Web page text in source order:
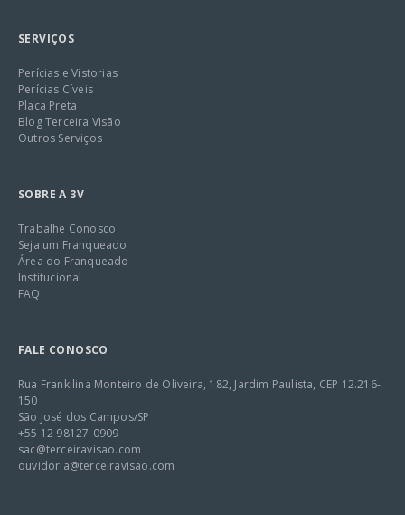
SERVIÇOS
Perícias e Vistorias
Perícias Cíveis
Placa Preta
Blog Terceira Visão
Outros Serviços
SOBRE A 3V
Trabalhe Conosco
Seja um Franqueado
Área do Franqueado
Institucional
FAQ
FALE CONOSCO
Rua Frankilina Monteiro de Oliveira, 182, Jardim Paulista, CEP 12.216-
150
São José dos Campos/SP
+55 12 98127-0909
sac@terceiravisao.com
ouvidoria@terceiravisao.com